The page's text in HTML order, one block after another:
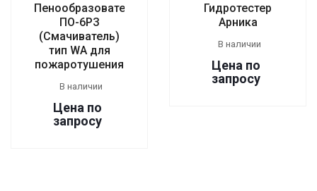
Пенообразователь
ПО-6РЗ
(Смачиватель)
тип WA для
пожаротушения
В наличии
Цена по
запросу
Гидротестер
Арника
В наличии
Цена по
запросу